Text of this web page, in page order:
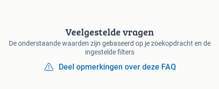
Veelgestelde vragen
De onderstaande waarden zijn gebaseerd op je zoekopdracht en de
ingestelde filters
Deel opmerkingen over deze FAQ